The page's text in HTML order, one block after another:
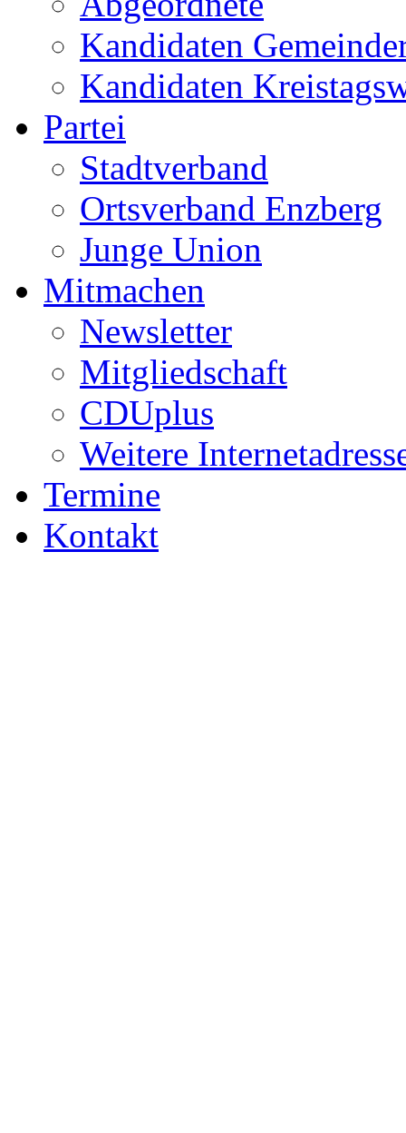
Kandidaten
Kandidaten
Partei
Stadtverband
Ortsverband Enzberg
Junge Union
Mitmachen
Newsletter
Mitgliedschaft
CDUplus
Weitere
Termine
Kontakt